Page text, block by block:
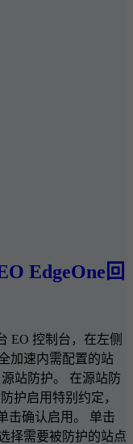
EdgeOne回
EO 控制台，在左侧
加速内需配置的站
站防护。 在源站防
护启用特别约定，
击确认启用。 单击
择需要被防护的站点